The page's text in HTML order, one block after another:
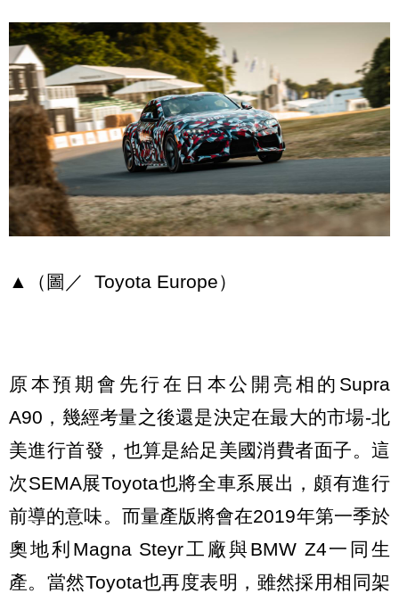
▲（圖／ Toyota Europe）
原本預期會先行在日本公開亮相的Supra
A90，幾經考量之後還是決定在最大的市場-北
美進行首發，也算是給足美國消費者面子。這
次SEMA展Toyota也將全車系展出，頗有進行
前導的意味。而量產版將會在2019年第一季於
奧地利Magna Steyr工廠與BMW Z4一同生
產。當然Toyota也再度表明，雖然採用相同架